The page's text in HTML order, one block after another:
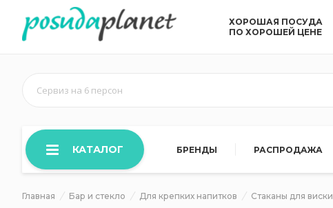
ХОРОШАЯ ПОСУДА
ПО ХОРОШЕЙ ЦЕНЕ
Сервиз на 6 персон
КАТАЛОГ БРЕНДЫ РАСПРОДАЖА
Главная Бар и стекло Для крепких напитков Стаканы для виски